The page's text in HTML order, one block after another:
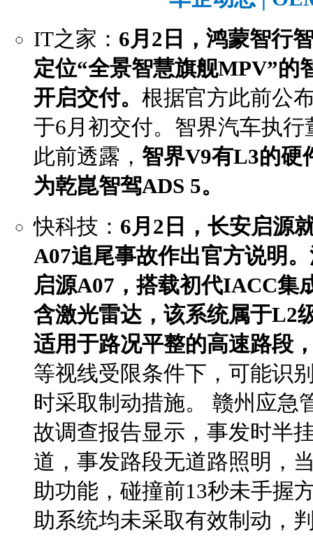
IT之家： 6月2日，鸿蒙智行
定位“全景智慧旗舰MPV”的
开启交付。 根据官方此前公
于6月初交付。智界汽车执
此前透露， 智界V9有L3的硬
为乾崑智驾ADS 5。
快科技： 6月2日，长安启源
A07追尾事故作出官方说明
启源A07，搭载初代IACC集
含激光雷达，该系统属于L2
适用于路况平整的高速路段
等视线受限条件下，可能识
时采取制动措施。 赣州应急
故调查报告显示，事发时半
道，事发路段无道路照明，
助功能，碰撞前13秒未手握
助系统均未采取有效制动，